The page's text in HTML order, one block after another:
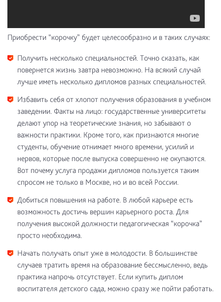
Приобрести “корочку” будет целесообразно и в таких случаях:
Получить несколько специальностей. Точно сказать, как
повернется жизнь завтра невозможно. На всякий случай
лучше иметь несколько дипломов разных специальностей.
Избавить себя от хлопот получения образования в учебном
заведении. Факты на лицо: государственные университеты
делают упор на теоретические знания, но забывают о
важности практики. Кроме того, как признаются многие
студенты, обучение отнимает много времени, усилий и
нервов, которые после выпуска совершенно не окупаются.
Вот почему услуга продажи дипломов пользуется таким
спросом не только в Москве, но и во всей России.
Добиться повышения на работе. В любой карьере есть
возможность достичь вершин карьерного роста. Для
получения высокой должности педагогическая “корочка”
просто необходима.
Начать получать опыт уже в молодости. В большинстве
случаев тратить время на образование бессмысленно, ведь
практика напрочь отсутствует. Если купить диплом
воспитателя детского сада, можно сразу же пойти работать.